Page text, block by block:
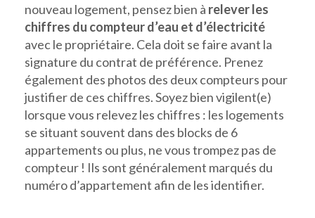
nouveau logement, pensez bien à relever les
chiffres du compteur d’eau et d’électricité
avec le propriétaire. Cela doit se faire avant la
signature du contrat de préférence. Prenez
également des photos des deux compteurs pour
justifier de ces chiffres. Soyez bien vigilent(e)
lorsque vous relevez les chiffres : les logements
se situant souvent dans des blocks de 6
appartements ou plus, ne vous trompez pas de
compteur ! Ils sont généralement marqués du
numéro d’appartement afin de les identifier.